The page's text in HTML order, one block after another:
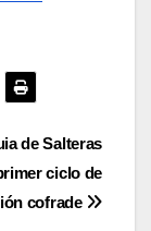
de Salteras
ciclo de
cofrade